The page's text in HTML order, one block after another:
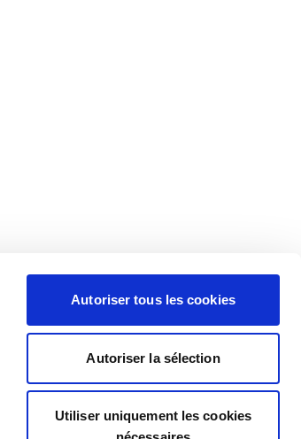
Autoriser tous les cookies
Autoriser la sélection
Utiliser uniquement les cookies